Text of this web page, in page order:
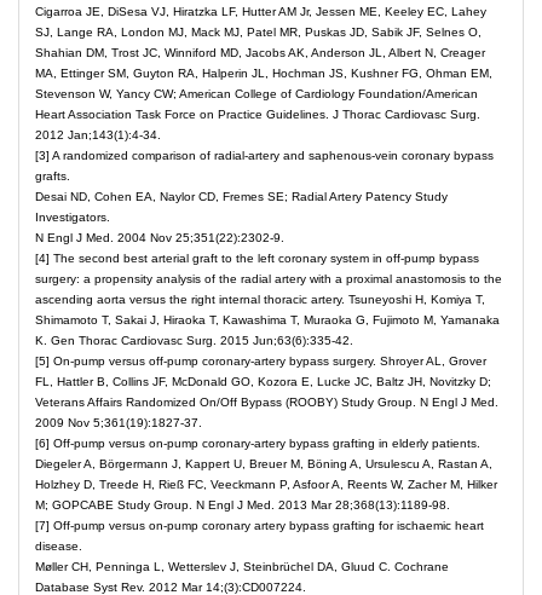
Cigarroa JE, DiSesa VJ, Hiratzka LF, Hutter AM Jr, Jessen ME, Keeley EC, Lahey
SJ, Lange RA, London MJ, Mack MJ, Patel MR, Puskas JD, Sabik JF, Selnes O,
Shahian DM, Trost JC, Winniford MD, Jacobs AK, Anderson JL, Albert N, Creager
MA, Ettinger SM, Guyton RA, Halperin JL, Hochman JS, Kushner FG, Ohman EM,
Stevenson W, Yancy CW; American College of Cardiology Foundation/American
Heart Association Task Force on Practice Guidelines. J Thorac Cardiovasc Surg.
2012 Jan;143(1):4-34.
[3] A randomized comparison of radial-artery and saphenous-vein coronary bypass
grafts.
Desai ND, Cohen EA, Naylor CD, Fremes SE; Radial Artery Patency Study
Investigators.
N Engl J Med. 2004 Nov 25;351(22):2302-9.
[4] The second best arterial graft to the left coronary system in off-pump bypass
surgery: a propensity analysis of the radial artery with a proximal anastomosis to the
ascending aorta versus the right internal thoracic artery. Tsuneyoshi H, Komiya T,
Shimamoto T, Sakai J, Hiraoka T, Kawashima T, Muraoka G, Fujimoto M, Yamanaka
K. Gen Thorac Cardiovasc Surg. 2015 Jun;63(6):335-42.
[5] On-pump versus off-pump coronary-artery bypass surgery. Shroyer AL, Grover
FL, Hattler B, Collins JF, McDonald GO, Kozora E, Lucke JC, Baltz JH, Novitzky D;
Veterans Affairs Randomized On/Off Bypass (ROOBY) Study Group. N Engl J Med.
2009 Nov 5;361(19):1827-37.
[6] Off-pump versus on-pump coronary-artery bypass grafting in elderly patients.
Diegeler A, Börgermann J, Kappert U, Breuer M, Böning A, Ursulescu A, Rastan A,
Holzhey D, Treede H, Rieß FC, Veeckmann P, Asfoor A, Reents W, Zacher M, Hilker
M; GOPCABE Study Group. N Engl J Med. 2013 Mar 28;368(13):1189-98.
[7] Off-pump versus on-pump coronary artery bypass grafting for ischaemic heart
disease.
Møller CH, Penninga L, Wetterslev J, Steinbrüchel DA, Gluud C. Cochrane
Database Syst Rev. 2012 Mar 14;(3):CD007224.